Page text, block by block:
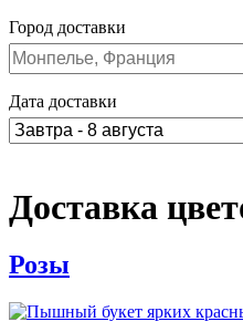
Город доставки
Дата доставки
Доставка
Розы